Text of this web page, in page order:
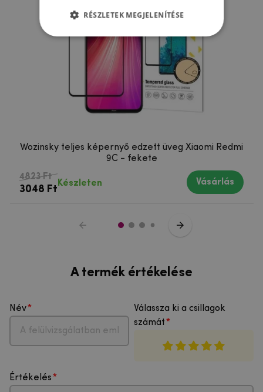
Wozinsky teljes képernyő edzett üveg Xiaomi Redmi
9C - fekete
4823 Ft
3048 Ft
Készleten Vásárlás
A termék értékelése
Név
Válassza ki a csillagok
számát
Értékelés
RÉSZLETEK MEGJELENÍTÉSE